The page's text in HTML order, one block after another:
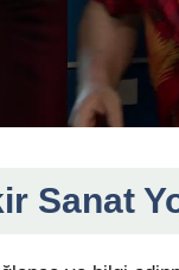
Sanat